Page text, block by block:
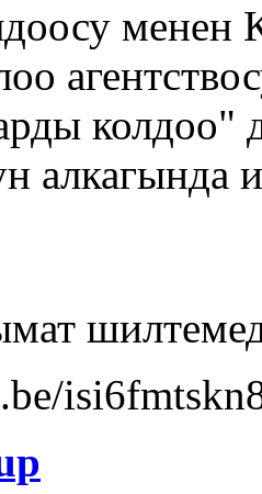
менен